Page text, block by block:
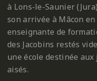
à Lons-le-Saunier
son arrivée à Mâcon
enseignante de
des Jacobins restés
une école destinée
aisés.